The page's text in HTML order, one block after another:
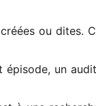
ou dites.
un